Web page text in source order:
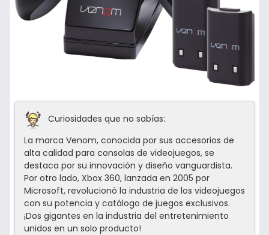
Curiosidades que no sabías:
La marca Venom, conocida por sus accesorios de
alta calidad para consolas de videojuegos, se
destaca por su innovación y diseño vanguardista.
Por otro lado, Xbox 360, lanzada en 2005 por
Microsoft, revolucionó la industria de los videojuegos
con su potencia y catálogo de juegos exclusivos.
¡Dos gigantes en la industria del entretenimiento
unidos en un solo producto!